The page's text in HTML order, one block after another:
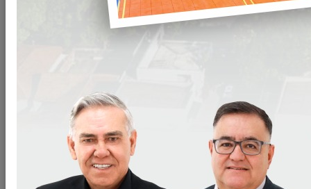
SALA DE PERÍCIA CONECTADA NA AGÊNCIA DO INSS DE
Mais uma importante conquista para nossa população de